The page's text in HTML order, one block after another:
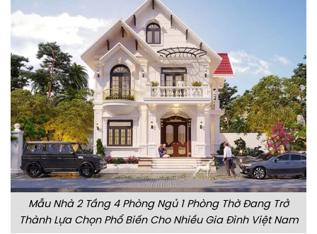
Mẫu Nhà 2 Tầng 4 Phòng Ngủ 1 Phòng Thờ Đang Trở
Thành Lựa Chọn Phổ Biến Cho Nhiều Gia Đình Việt Nam